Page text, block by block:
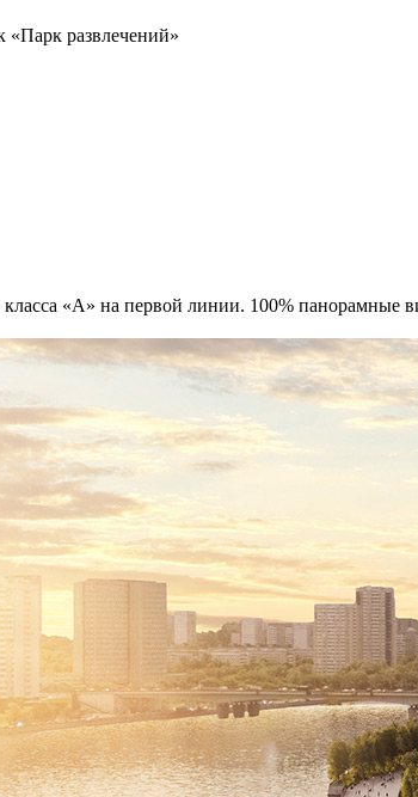
развлечений»
«А» на первой линии. 100% панорамные